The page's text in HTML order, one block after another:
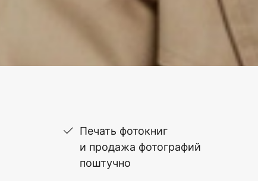
Печать фотокниг
и продажа фотографий
поштучно